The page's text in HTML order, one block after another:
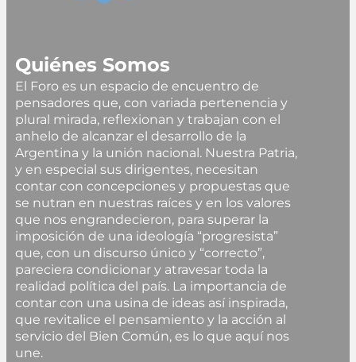
Quiénes Somos
El Foro es un espacio de encuentro de
pensadores que, con variada pertenencia y
plural mirada, reflexionan y trabajan con el
anhelo de alcanzar el desarrollo de la
Argentina y la unión nacional. Nuestra Patria,
y en especial sus dirigentes, necesitan
contar con concepciones y propuestas que
se nutran en nuestras raíces y en los valores
que nos engrandecieron, para superar la
imposición de una ideología “progresista”
que, con un discurso único y “correcto”,
pareciera condicionar y atravesar toda la
realidad política del país. La importancia de
contar con una usina de ideas así inspirada,
que revitalice el pensamiento y la acción al
servicio del Bien Común, es lo que aquí nos
une.